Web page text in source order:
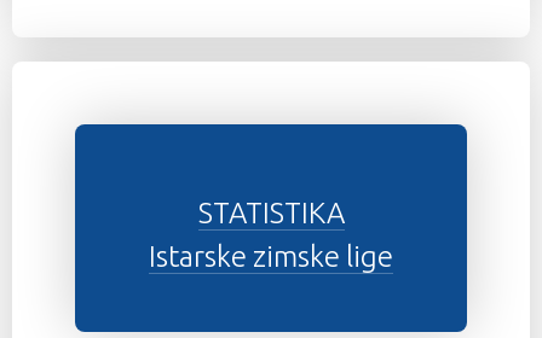
STATISTIKA
Istarske zimske lige